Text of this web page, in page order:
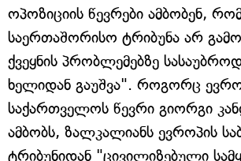
ოპოზიციის წევრები ამბობენ,
საერთაშორისო ტრიბუნა არ
ქვეყნის პრობლემებზე
ხელიდან გაუშვა". როგორც
საქართველოს წევრი გიორგი
ამბობს, ზალკალიანს ევროპის
ტრიბუნიდან "ცივილიზებული